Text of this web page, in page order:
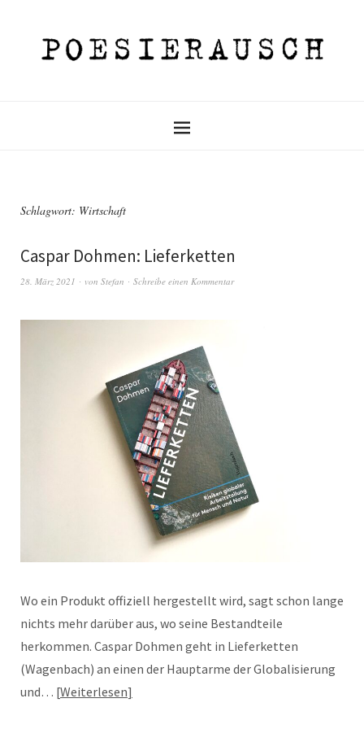
Schlagwort: Wirtschaft
Caspar Dohmen: Lieferketten
28. März 2021 von Stefan Schreibe einen Kommentar
Wo ein Produkt offiziell hergestellt wird, sagt schon lange
nichts mehr darüber aus, wo seine Bestandteile
herkommen. Caspar Dohmen geht in Lieferketten
(Wagenbach) an einen der Hauptarme der Globalisierung
und… Weiterlesen